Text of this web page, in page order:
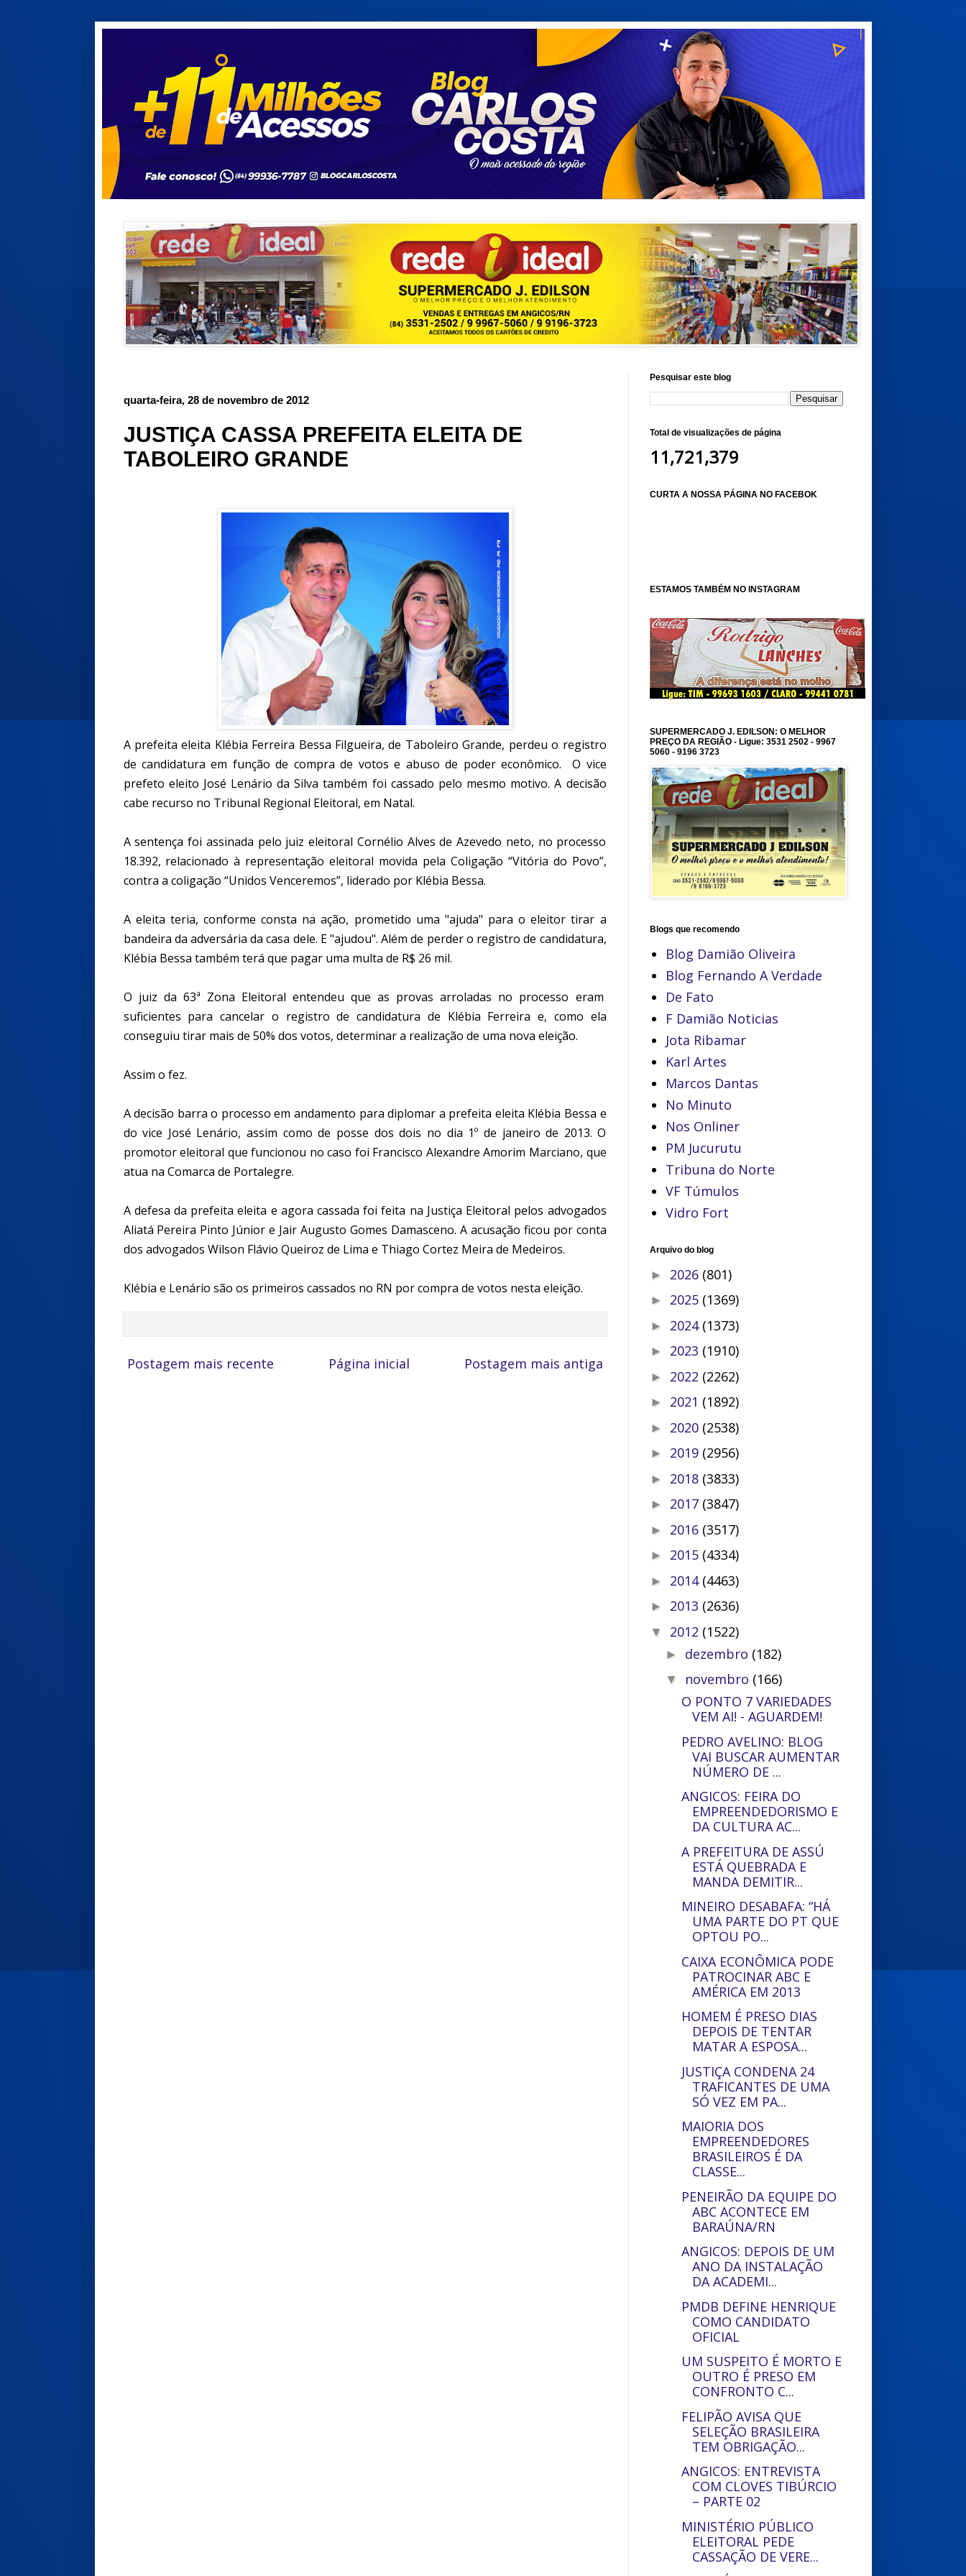
quarta-feira, 28 de novembro de 2012
JUSTIÇA CASSA PREFEITA ELEITA DE
TABOLEIRO GRANDE
A prefeita eleita Klébia Ferreira Bessa Filgueira, de Taboleiro Grande, perdeu o registro
de candidatura em função de compra de votos e abuso de poder econômico.
O vice
prefeto eleito José Lenário da Silva também foi cassado pelo mesmo motivo. A decisão
cabe recurso no Tribunal Regional Eleitoral, em Natal.
A sentença foi assinada pelo juiz eleitoral Cornélio Alves de Azevedo neto, no processo
18.392, relacionado à representação eleitoral movida pela Coligação “Vitória do Povo”,
contra a coligação “Unidos Venceremos”, liderado por Klébia Bessa.
A eleita teria, conforme consta na ação, prometido uma "ajuda" para o eleitor tirar a
bandeira da adversária da casa dele. E "ajudou". Além de perder o registro de candidatura,
Klébia Bessa também terá que pagar uma multa de R$ 26 mil.
O juiz da 63ª Zona Eleitoral entendeu que as provas arroladas no processo eram
suficientes para cancelar o registro de candidatura de Klébia Ferreira e, como ela
conseguiu tirar mais de 50% dos votos, determinar a realização de uma nova eleição.
Assim o fez.
A decisão barra o processo em andamento para diplomar a prefeita eleita Klébia Bessa e
do vice José Lenário, assim como de posse dos dois no dia 1º de janeiro de 2013. O
promotor eleitoral que funcionou no caso foi Francisco Alexandre Amorim Marciano, que
atua na Comarca de Portalegre.
A defesa da prefeita eleita e agora cassada foi feita na Justiça Eleitoral pelos advogados
Aliatá Pereira Pinto Júnior e Jair Augusto Gomes Damasceno. A acusação ficou por conta
dos advogados Wilson Flávio Queiroz de Lima e Thiago Cortez Meira de Medeiros.
Klébia e Lenário são os primeiros cassados no RN por compra de votos nesta eleição.
Postagem mais recente Postagem mais antiga
Página inicial
Pesquisar este blog
Total de visualizações de página
11,721,379
CURTA A NOSSA PÁGINA NO FACEBOK
ESTAMOS TAMBÉM NO INSTAGRAM
SUPERMERCADO J. EDILSON: O MELHOR
PREÇO DA REGIÃO - Ligue: 3531 2502 - 9967
5060 - 9196 3723
Blogs que recomendo
Blog Damião Oliveira
Blog Fernando A Verdade
De Fato
F Damião Noticias
Jota Ribamar
Karl Artes
Marcos Dantas
No Minuto
Nos Onliner
PM Jucurutu
Tribuna do Norte
VF Túmulos
Vidro Fort
Arquivo do blog
► 2026 (801)
► 2025 (1369)
► 2024 (1373)
► 2023 (1910)
► 2022 (2262)
► 2021 (1892)
► 2020 (2538)
► 2019 (2956)
► 2018 (3833)
► 2017 (3847)
► 2016 (3517)
► 2015 (4334)
► 2014 (4463)
► 2013 (2636)
▼ 2012 (1522)
► dezembro (182)
▼ novembro (166)
O PONTO 7 VARIEDADES
VEM AI! - AGUARDEM!
PEDRO AVELINO: BLOG
VAI BUSCAR AUMENTAR
NÚMERO DE ...
ANGICOS: FEIRA DO
EMPREENDEDORISMO E
DA CULTURA AC...
A PREFEITURA DE ASSÚ
ESTÁ QUEBRADA E
MANDA DEMITIR...
MINEIRO DESABAFA: “HÁ
UMA PARTE DO PT QUE
OPTOU PO...
CAIXA ECONÔMICA PODE
PATROCINAR ABC E
AMÉRICA EM 2013
HOMEM É PRESO DIAS
DEPOIS DE TENTAR
MATAR A ESPOSA...
JUSTIÇA CONDENA 24
TRAFICANTES DE UMA
SÓ VEZ EM PA...
MAIORIA DOS
EMPREENDEDORES
BRASILEIROS É DA
CLASSE...
PENEIRÃO DA EQUIPE DO
ABC ACONTECE EM
BARAÚNA/RN
ANGICOS: DEPOIS DE UM
ANO DA INSTALAÇÃO
DA ACADEMI...
PMDB DEFINE HENRIQUE
COMO CANDIDATO
OFICIAL
UM SUSPEITO É MORTO E
OUTRO É PRESO EM
CONFRONTO C...
FELIPÃO AVISA QUE
SELEÇÃO BRASILEIRA
TEM OBRIGAÇÃO...
ANGICOS: ENTREVISTA
COM CLOVES TIBÚRCIO
– PARTE 02
MINISTÉRIO PÚBLICO
ELEITORAL PEDE
CASSAÇÃO DE VERE...